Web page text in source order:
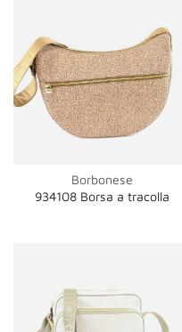
Borbonese
934108 Borsa a tracolla